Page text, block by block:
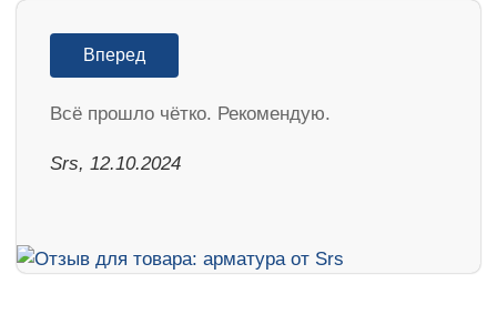
Вперед
Всё прошло чётко. Рекомендую.
Srs, 12.10.2024